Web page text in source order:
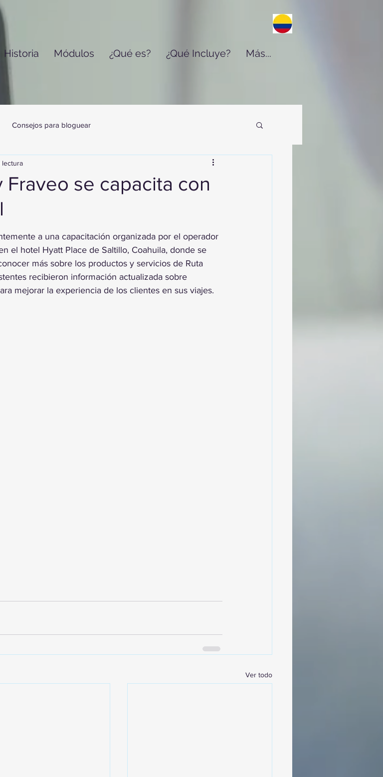
Historia Módulos ¿Qué es? ¿Qué Incluye? Más...
Consejos para bloguear
Fraveo se capacita con
lectura
a una capacitación organizada por el operador
el hotel Hyatt Place de Saltillo, Coahuila, donde se
más sobre los productos y servicios de Ruta
recibieron información actualizada sobre
mejorar la experiencia de los clientes en sus viajes.
Ver todo